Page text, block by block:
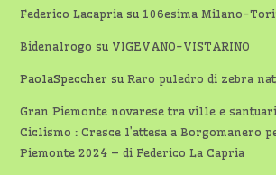
Federico Lacapria su 106esima Milano-
Bidenalrogo su VIGEVANO-VISTARINO
PaolaSpeccher suRaro puledro di zebra
Gran Piemonte novarese tra ville e
Ciclismo : Cresce l’attesa a Borgomanero
Piemonte 2024 – di Federico La Capria